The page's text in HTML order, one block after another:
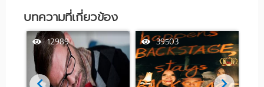
บทความที่เกี่ยวข้อง
12989 39503